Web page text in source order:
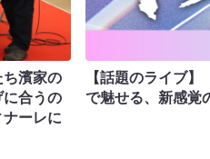
ち濱家の
合うの
ーレに
【話題のライブ
で魅せる、新感覚